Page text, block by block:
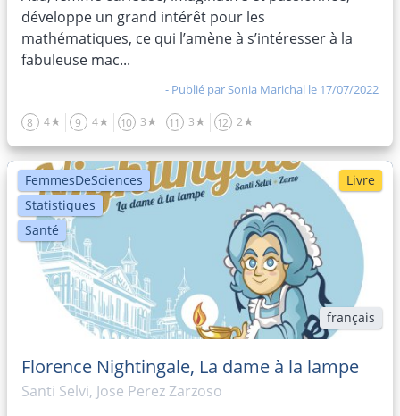
développe un grand intérêt pour les
mathématiques, ce qui l’amène à s’intéresser à la
fabuleuse mac...
- Publié parSonia Marichal le 17/07/2022
8 4★ 9 4★ 10 3★ 11 3★ 12 2★
FemmesDeSciences
Statistiques
Santé
Livre
français
Florence Nightingale, La dame à la lampe
Santi Selvi, Jose Perez Zarzoso